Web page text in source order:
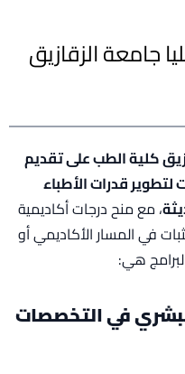
جامعة الزقازيق
كلية الطب على تقديم
قدرات الأطباء
، مع منح درجات أكاديمية
في المسار الأكاديمي أو
هي:
في التخصصات